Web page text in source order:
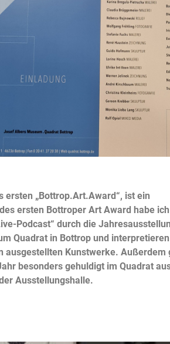
ersten „Bottrop.Art.Award“, ist ein
ersten Bottroper Art Award habe
Podcast“ durch die
Quadrat in Bottrop und interpretieren
ausgestellten Kunstwerke. Außerdem
besonders gehuldigt im Quadrat
Ausstellungshalle.